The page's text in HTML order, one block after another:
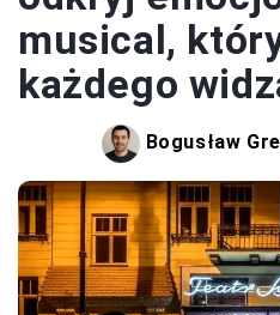
musical,
każdego
Bogusław